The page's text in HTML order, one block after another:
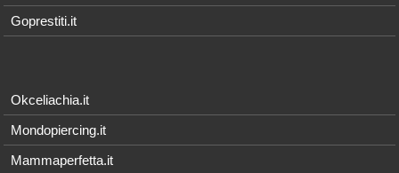
Goprestiti.it
Okceliachia.it
Mondopiercing.it
Mammaperfetta.it